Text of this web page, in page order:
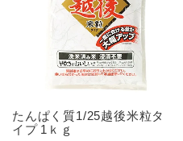
たんぱく質1/25越後米粒タ
イプ 1ｋｇ